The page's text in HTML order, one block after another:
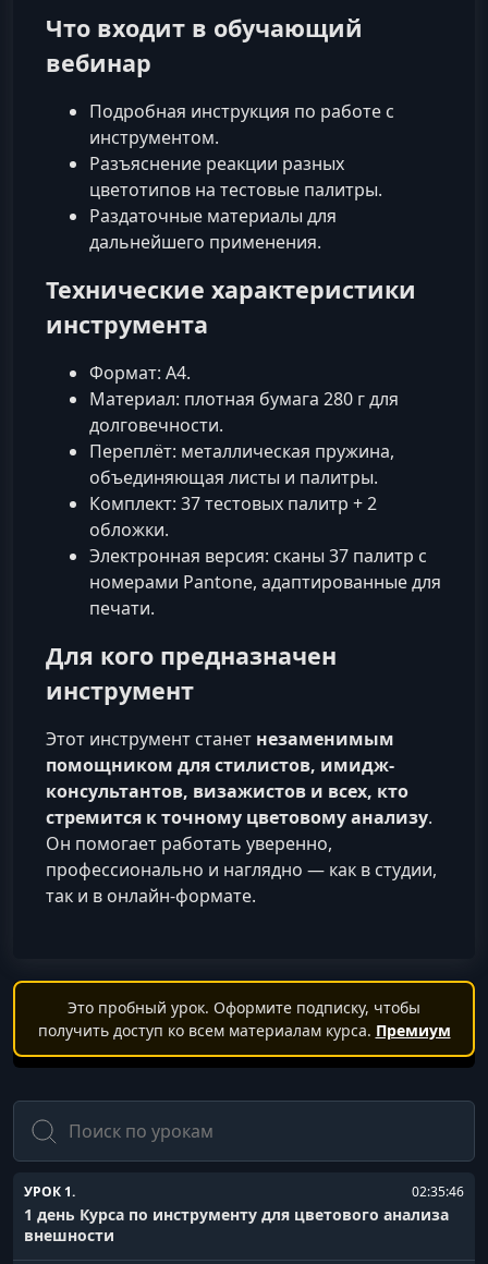
Что входит в обучающий
вебинар
Подробная инструкция по работе с
инструментом.
Разъяснение реакции разных
цветотипов на тестовые палитры.
Раздаточные материалы для
дальнейшего применения.
Технические характеристики
инструмента
Формат: А4.
Материал: плотная бумага 280 г для
долговечности.
Переплёт: металлическая пружина,
объединяющая листы и палитры.
Комплект: 37 тестовых палитр + 2
обложки.
Электронная версия: сканы 37 палитр с
номерами Pantone, адаптированные для
печати.
Для кого предназначен
инструмент
Этот инструмент станет незаменимым
помощником для стилистов, имидж-
консультантов, визажистов и всех, кто
стремится к точному цветовому анализу.
Он помогает работать уверенно,
профессионально и наглядно — как в студии,
так и в онлайн-формате.
Это пробный урок. Оформите подписку, чтобы
получить доступ ко всем материалам курса. Премиум
Поиск
УРОК 1. 02:35:46
1 день Курса по инструменту для цветового анализа
внешности